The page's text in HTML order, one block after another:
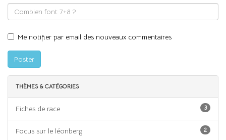
Me notifier par email des nouveaux commentaires
Poster
THÈMES & CATÉGORIES
Fiches de race 3
Focus sur le léonberg 2